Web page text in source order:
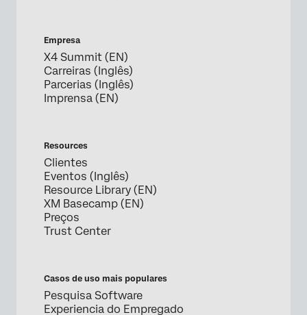
Empresa
X4 Summit (EN)
Carreiras (Inglês)
Parcerias (Inglês)
Imprensa (EN)
Resources
Clientes
Eventos (Inglês)
Resource Library (EN)
XM Basecamp (EN)
Preços
Trust Center
Casos de uso mais populares
Pesquisa Software
Experiencia do Empregado